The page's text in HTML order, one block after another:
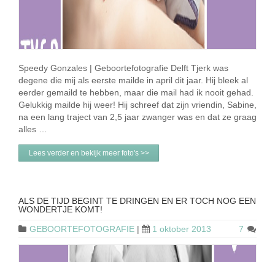
Speedy Gonzales | Geboortefotografie Delft Tjerk was
degene die mij als eerste mailde in april dit jaar. Hij bleek al
eerder gemaild te hebben, maar die mail had ik nooit gehad.
Gelukkig mailde hij weer! Hij schreef dat zijn vriendin, Sabine,
na een lang traject van 2,5 jaar zwanger was en dat ze graag
alles …
Lees verder en bekijk meer foto's >>
ALS DE TIJD BEGINT TE DRINGEN EN ER TOCH NOG EEN
WONDERTJE KOMT!
GEBOORTEFOTOGRAFIE | 1 oktober 2013 7